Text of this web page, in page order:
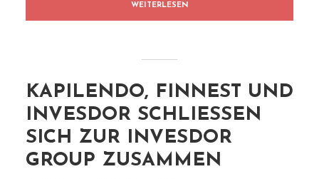
WEITERLESEN
KAPILENDO, FINNEST UND
INVESDOR SCHLIESSEN S
ICH ZUR INVESDOR G
ROUP ZUSAMMEN